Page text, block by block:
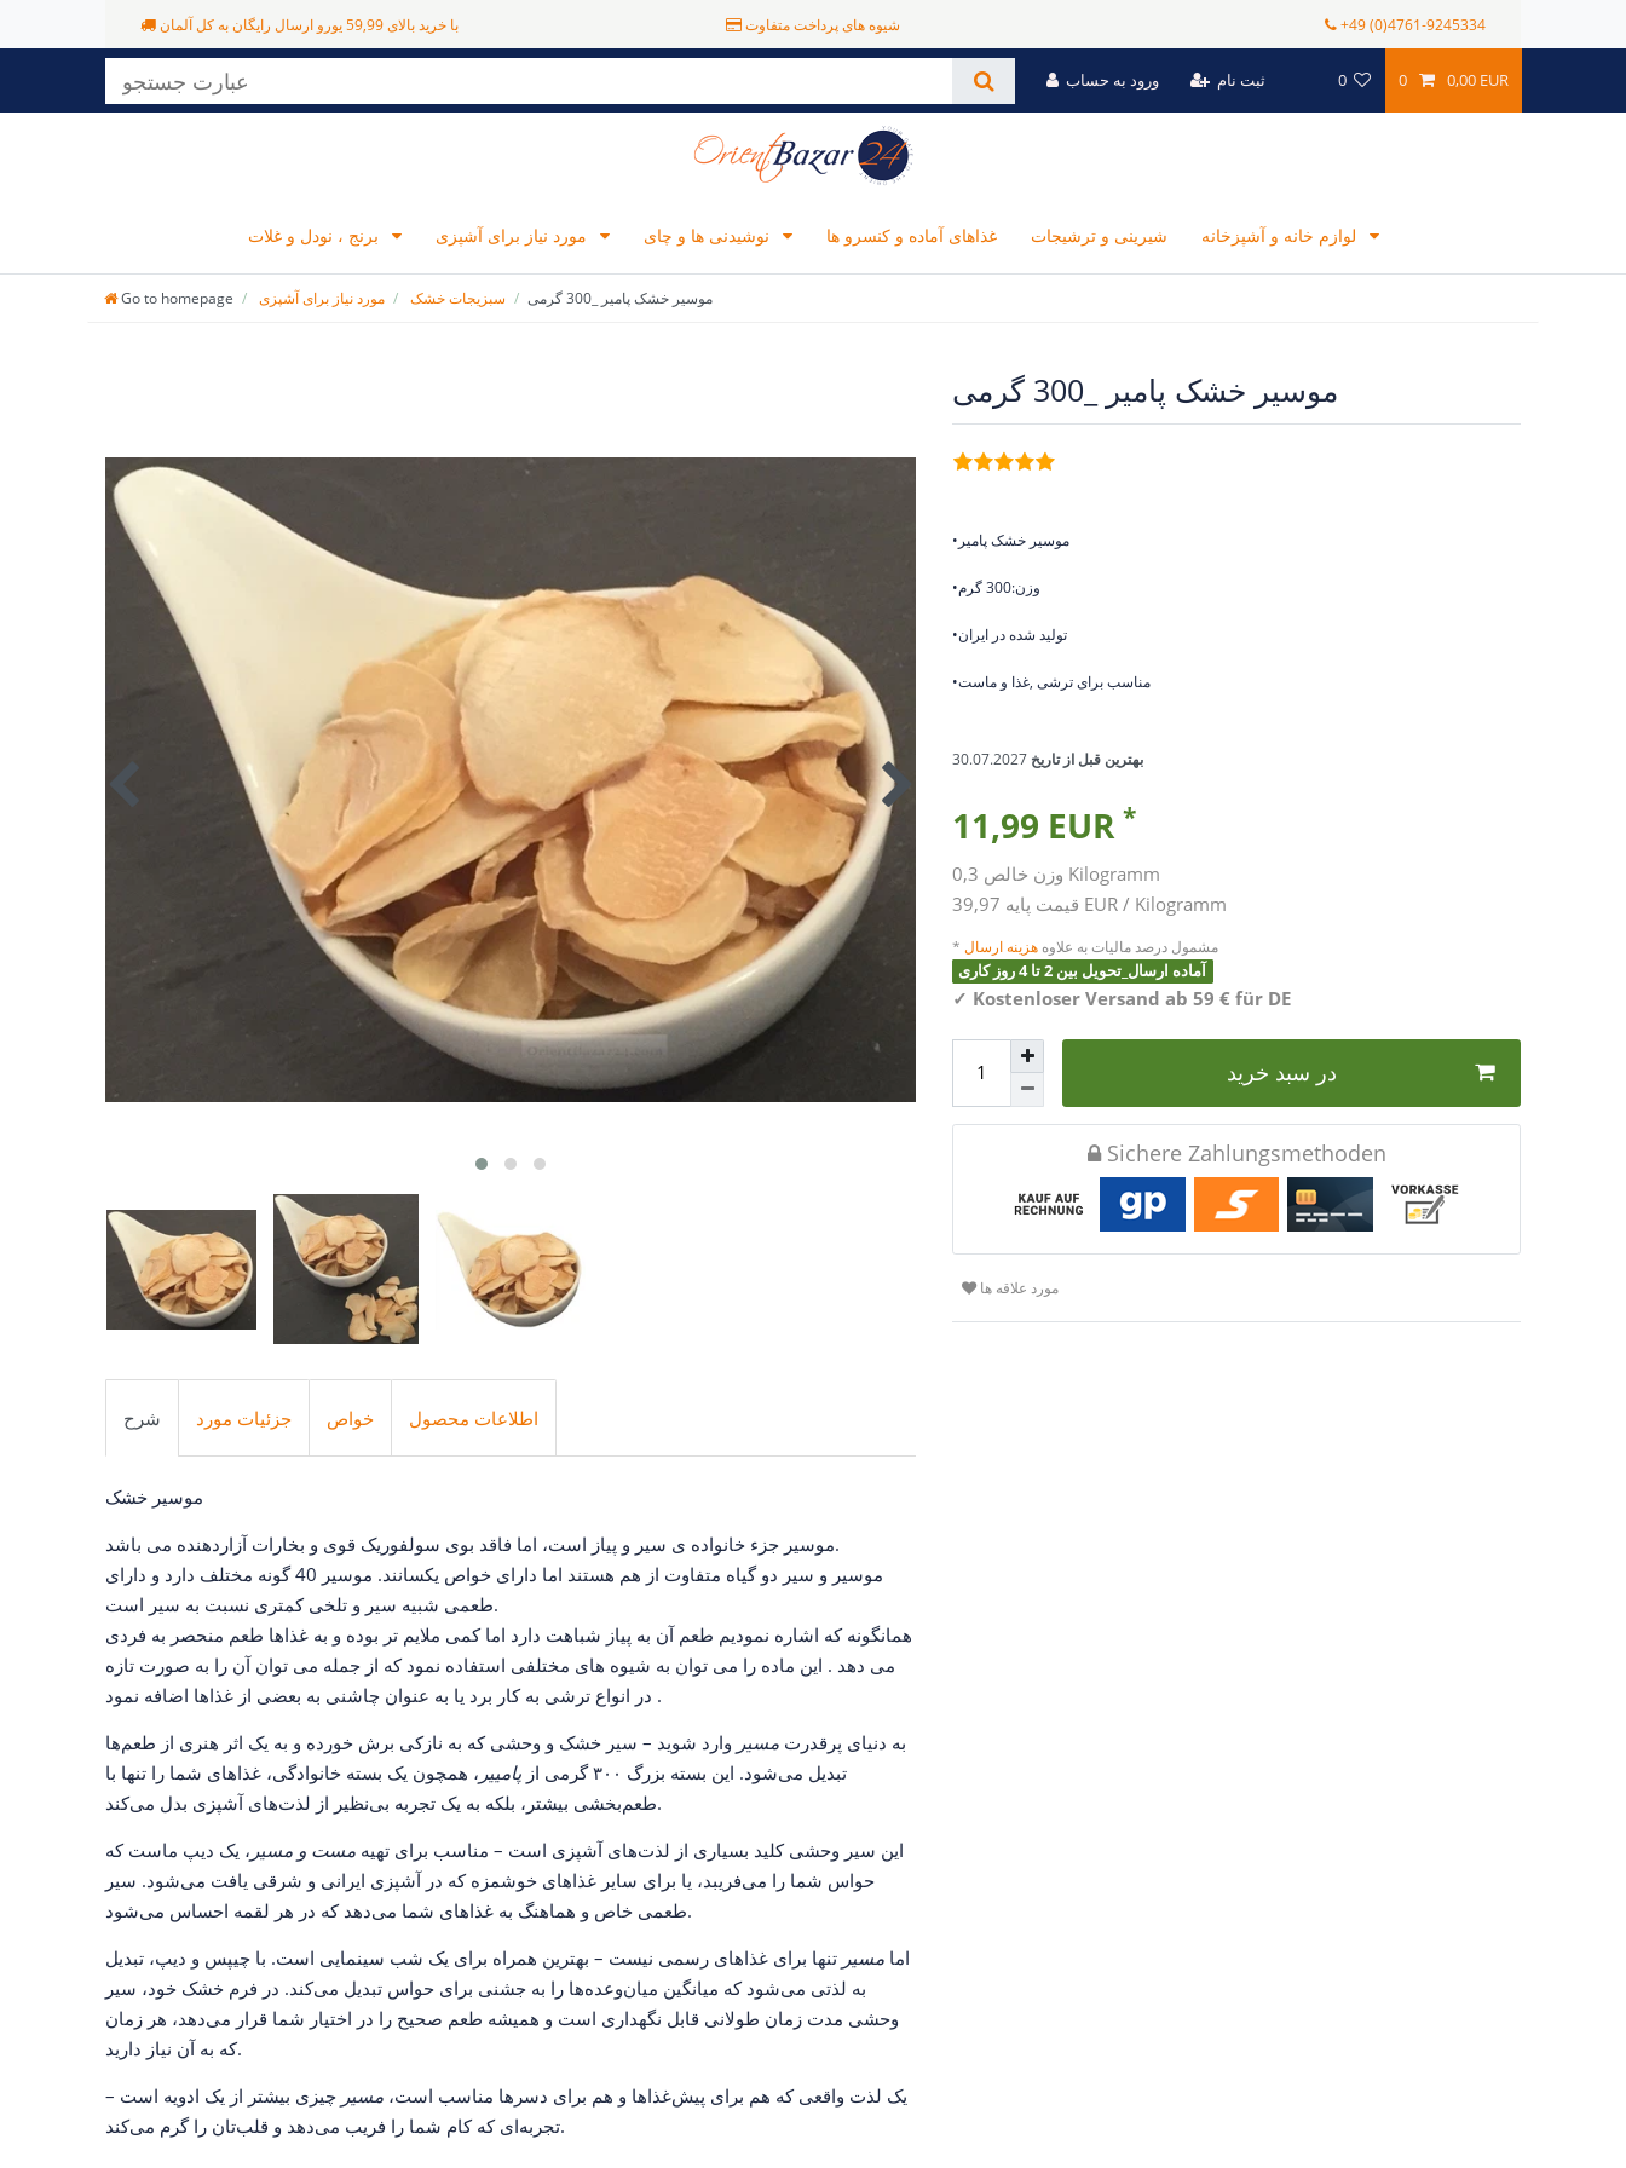
با خرید بالای 59,99 یورو ارسال رایگان به کل آلمان شیوه های پرداخت متفاوت +49 (0)4761-9245334
ورود به حساب ثبت نام 0 0 0,00 EUR
غذاهای آماده و کنسرو ها شیرینی و ترشیجات
Go to homepage مورد نیاز برای آشپزی سبزیجات خشک موسیر خشک پامیر _300 گرمی
موسیر خشک پامیر _300 گرمی
•موسیر خشک پامیر
•وزن:300 گرم
•تولید شده در ایران
•مناسب برای ترشی ,غذا و ماست
بهترین قبل از تاریخ 30.07.2027
11,99 EUR *
وزن خالص Kilogramm
قیمت پایه 39,97 EUR / Kilogramm
* مشمول درصد مالیات به علاوه هزینه ارسال
آماده ارسال_تحویل بین 2 تا 4 روز کاری
✓ Kostenloser Versand ab 59 € für DE
در سبد خرید
Sichere Zahlungsmethoden
مورد علاقه ها
شرح جزئیات مورد خواص اطلاعات محصول
موسیر خشک
موسیر جزء خانواده ی سیر و پیاز است، اما فاقد بوی سولفوریک قوی و بخارات آزاردهنده می باشد.
موسیر و سیر دو گیاه متفاوت از هم هستند اما دارای خواص یکسانند. موسیر 40 گونه مختلف دارد و دارای
طعمی شبیه سیر و تلخی کمتری نسبت به سیر است.
همانگونه که اشاره نمودیم طعم آن به پیاز شباهت دارد اما کمی ملایم تر بوده و به غذاها طعم منحصر به فردی
می دهد . ‌این ماده را می توان به شیوه های مختلفی استفاده نمود که از جمله می ‌توان آن را به صورت تازه
در انواع ترشی به کار برد یا به عنوان چاشنی به بعضی از غذاها اضافه نمود .
به دنیای پرقدرت مسیر وارد شوید – سیر خشک و وحشی که به نازکی برش خورده و به یک اثر هنری از طعم‌ها
تبدیل می‌شود. این بسته بزرگ ۳۰۰ گرمی از
پامییر ، همچون یک بسته خانوادگی، غذاهای شما را تنها با
طعم‌بخشی بیشتر، بلکه به یک تجربه بی‌نظیر از لذت‌های آشپزی بدل می‌کند.
این سیر وحشی کلید بسیاری از لذت‌های آشپزی است – مناسب برای تهیه مست و مسیر ، یک دیپ ماست که
حواس شما را می‌فریبد، یا برای سایر غذاهای خوشمزه که در آشپزی ایرانی و شرقی یافت می‌شود. سیر
طعمی خاص و هماهنگ به غذاهای شما می‌دهد که در هر لقمه احساس می‌شود.
اما مسیر تنها برای غذاهای رسمی نیست – بهترین همراه برای یک شب سینمایی است. با چیپس و دیپ، تبدیل
به لذتی می‌شود که میانگین میان‌وعده‌ها را به جشنی برای حواس تبدیل می‌کند. در فرم خشک خود، سیر
وحشی مدت زمان طولانی قابل نگهداری است و همیشه طعم صحیح را در اختیار شما قرار می‌دهد، هر زمان
که به آن نیاز دارید.
یک لذت واقعی که هم برای پیش‌غذاها و هم برای دسرها مناسب است، مسیر چیزی بیشتر از یک ادویه است –
تجربه‌ای که کام شما را فریب می‌دهد و قلب‌تان را گرم می‌کند.